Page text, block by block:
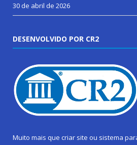
30 de abril de 2026
DESENVOLVIDO POR CR2
Muito mais que criar site ou sistema